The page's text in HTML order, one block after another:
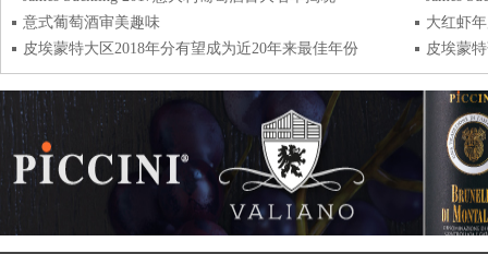
意式葡萄酒审美趣味
大红虾
皮埃蒙特大区2018年分有望成为近20年来最佳年份